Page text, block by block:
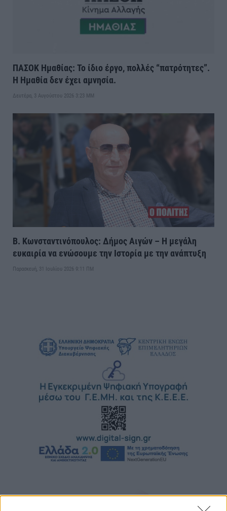
ΠΑΣΟΚ Ημαθίας: Το ίδιο έργο, πολλές “πατρότητες”.
Η Ημαθία δεν έχει αμνησία.
Δευτέρα, 3 Αυγούστου 2026 3:23 ΜΜ
Β. Κωνσταντινόπουλος: Δήμος Αιγών – Η μεγάλη
ευκαιρία να ενώσουμε την Ιστορία με την ανάπτυξη
Παρασκευή, 31 Ιουλίου 2026 9:11 ΠΜ